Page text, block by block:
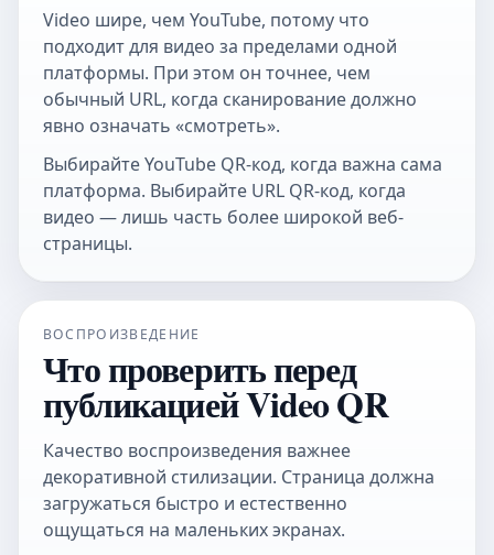
Video шире, чем YouTube, потому что
подходит для видео за пределами одной
платформы. При этом он точнее, чем
обычный URL, когда сканирование должно
явно означать «смотреть».
ВыбирайтеYouTube QR-код, когда важна сама
платформа. Выбирайте URL QR-код, когда
видео — лишь часть более широкой веб-
страницы.
ВОСПРОИЗВЕДЕНИЕ
Что проверить перед
публикацией Video QR
Качество воспроизведения важнее
декоративной стилизации. Страница должна
загружаться быстро и естественно
ощущаться на маленьких экранах.